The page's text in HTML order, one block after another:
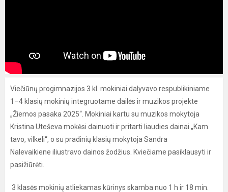
Viečiūnų progimnazijos 3 kl. mokiniai dalyvavo respublikiniame
1–4 klasių mokinių integruotame dailės ir muzikos projekte
„Žiemos pasaka 2025“. Mokiniai kartu su muzikos mokytoja
Kristina Uteševa mokėsi dainuoti ir pritarti liaudies dainai „Kam
tavo, vilkeli“, o su pradinių klasių mokytoja Sandra
Nalevaikiene iliustravo dainos žodžius. Kviečiame pasiklausyti ir
pasižiūrėti.
3 klasės mokinių atliekamas kūrinys skamba nuo 1 h ir 18 min.